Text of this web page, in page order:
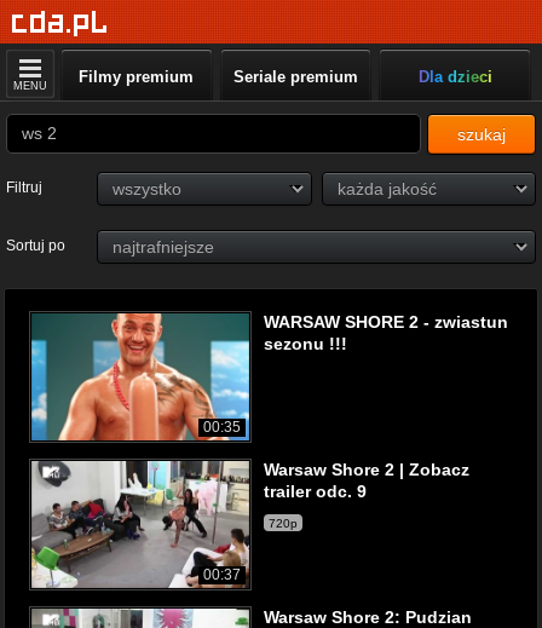
MENU Filmy premium Seriale premium Dla dzieci
szukaj
Filtruj
Sortuj po
00:35
WARSAW SHORE 2 - zwiastun
sezonu !!!
00:37
Warsaw Shore 2 | Zobacz
trailer odc. 9
720p
Warsaw Shore 2: Pudzian